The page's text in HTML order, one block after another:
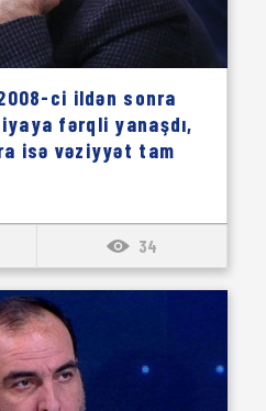
ci ildən sonra
fərqli yanaşdı,
isə vəziyyət tam
34